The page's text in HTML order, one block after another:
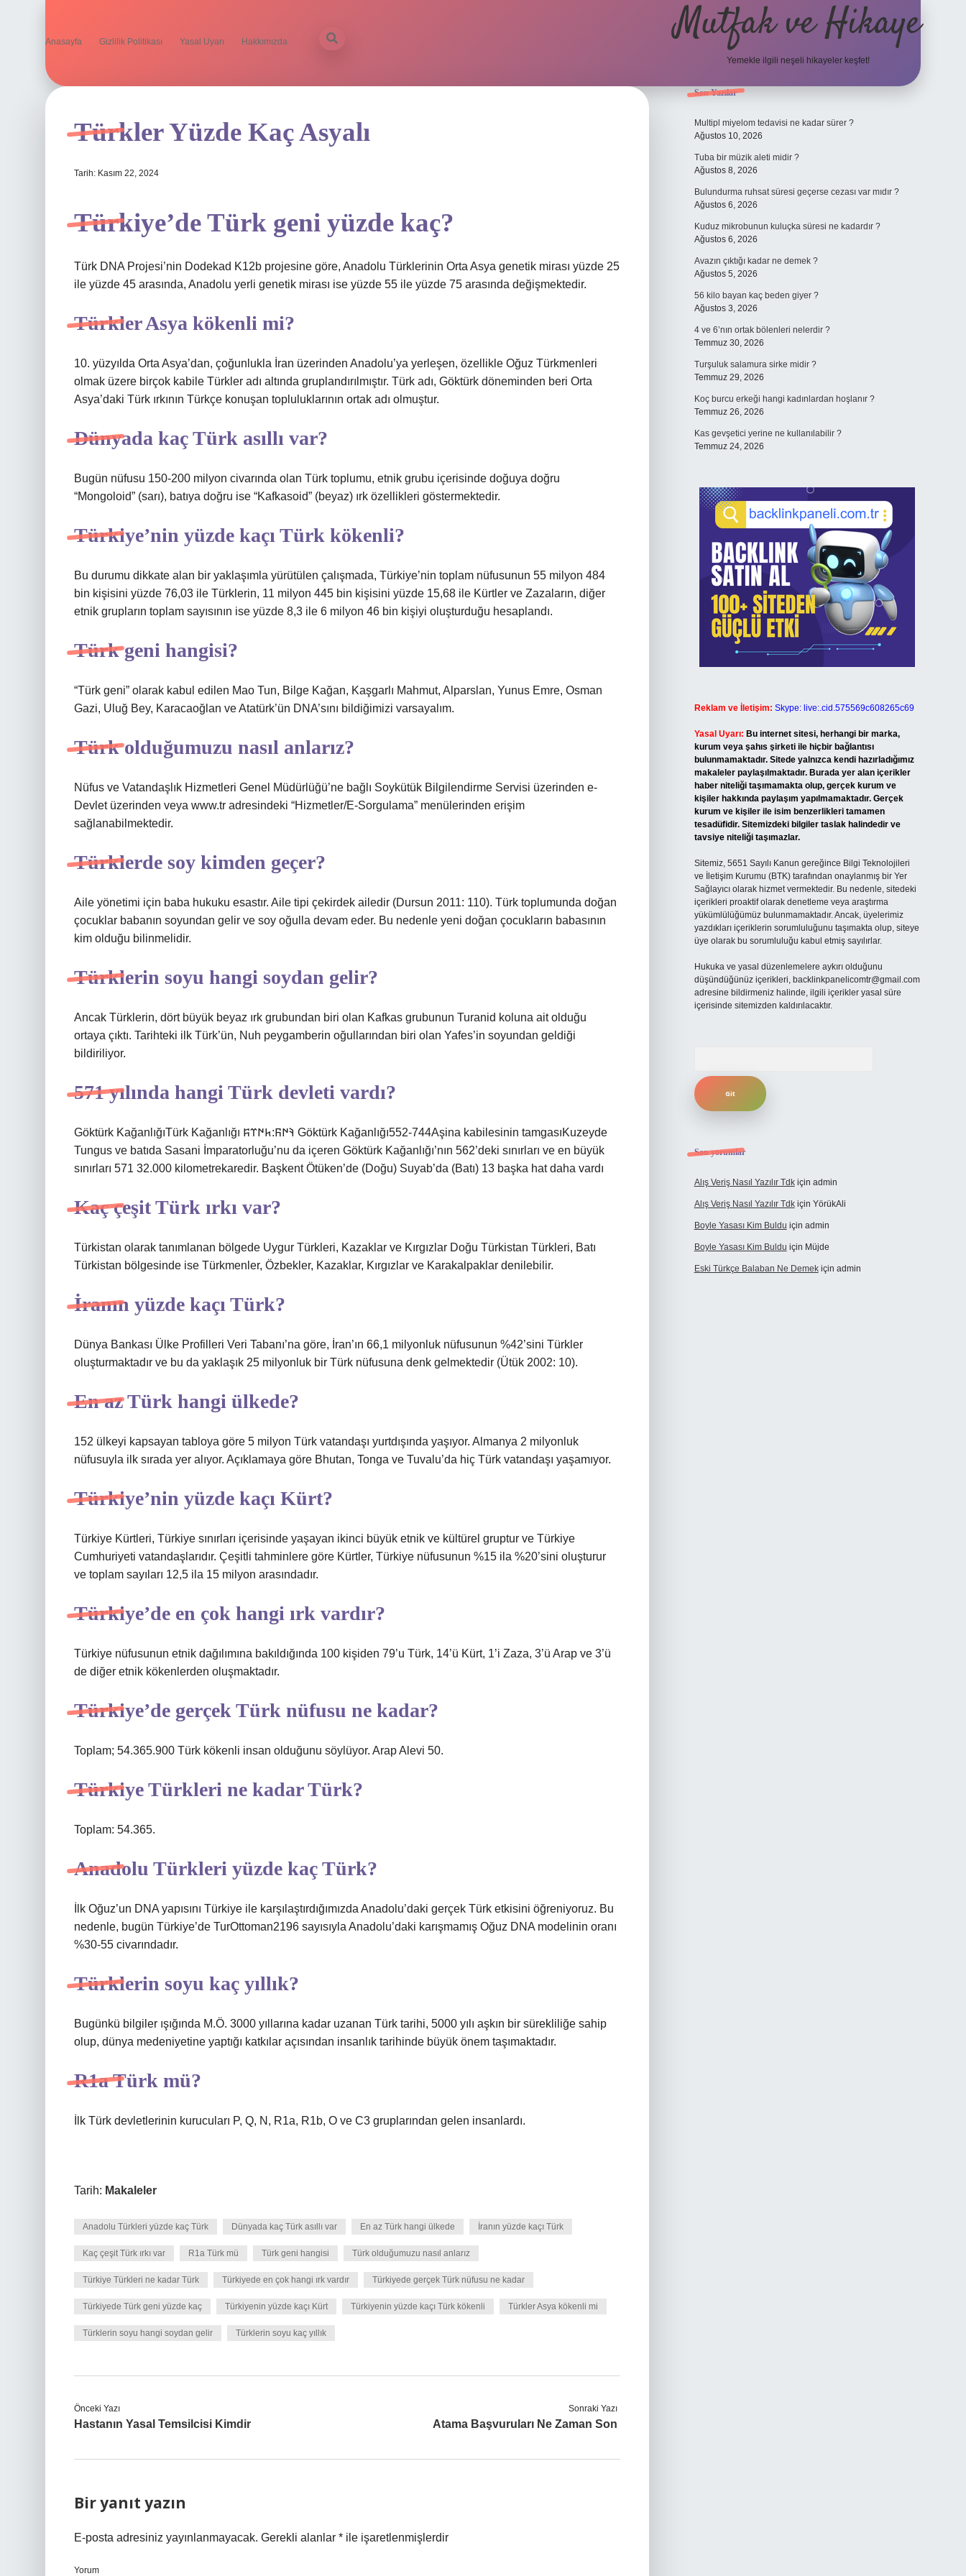
Anasayfa Gizlilik Politikası Yasal Uyarı Hakkımızda Mutfak ve Hikaye
Yemekle ilgili neşeli hikayeler keşfet!
Türkler Yüzde Kaç Asyalı
Tarih: Kasım 22, 2024
Türkiye’de Türk geni yüzde kaç?
Türk DNA Projesi’nin Dodekad K12b projesine göre, Anadolu Türklerinin Orta Asya genetik mirası yüzde 25
ile yüzde 45 arasında, Anadolu yerli genetik mirası ise yüzde 55 ile yüzde 75 arasında değişmektedir.
Türkler Asya kökenli mi?
10. yüzyılda Orta Asya’dan, çoğunlukla İran üzerinden Anadolu’ya yerleşen, özellikle Oğuz Türkmenleri
olmak üzere birçok kabile Türkler adı altında gruplandırılmıştır. Türk adı, Göktürk döneminden beri Orta
Asya’daki Türk ırkının Türkçe konuşan topluluklarının ortak adı olmuştur.
Dünyada kaç Türk asıllı var?
Bugün nüfusu 150-200 milyon civarında olan Türk toplumu, etnik grubu içerisinde doğuya doğru
“Mongoloid” (sarı), batıya doğru ise “Kafkasoid” (beyaz) ırk özellikleri göstermektedir.
Türkiye’nin yüzde kaçı Türk kökenli?
Bu durumu dikkate alan bir yaklaşımla yürütülen çalışmada, Türkiye’nin toplam nüfusunun 55 milyon 484
bin kişisini yüzde 76,03 ile Türklerin, 11 milyon 445 bin kişisini yüzde 15,68 ile Kürtler ve Zazaların, diğer
etnik grupların toplam sayısının ise yüzde 8,3 ile 6 milyon 46 bin kişiyi oluşturduğu hesaplandı.
Türk geni hangisi?
“Türk geni” olarak kabul edilen Mao Tun, Bilge Kağan, Kaşgarlı Mahmut, Alparslan, Yunus Emre, Osman
Gazi, Uluğ Bey, Karacaoğlan ve Atatürk’ün DNA’sını bildiğimizi varsayalım.
Türk olduğumuzu nasıl anlarız?
Nüfus ve Vatandaşlık Hizmetleri Genel Müdürlüğü’ne bağlı Soykütük Bilgilendirme Servisi üzerinden e-
Devlet üzerinden veya www.tr adresindeki “Hizmetler/E-Sorgulama” menülerinden erişim
sağlanabilmektedir.
Türklerde soy kimden geçer?
Aile yönetimi için baba hukuku esastır. Aile tipi çekirdek ailedir (Dursun 2011: 110). Türk toplumunda doğan
çocuklar babanın soyundan gelir ve soy oğulla devam eder. Bu nedenle yeni doğan çocukların babasının
kim olduğu bilinmelidir.
Türklerin soyu hangi soydan gelir?
Ancak Türklerin, dört büyük beyaz ırk grubundan biri olan Kafkas grubunun Turanid koluna ait olduğu
ortaya çıktı. Tarihteki ilk Türk’ün, Nuh peygamberin oğullarından biri olan Yafes’in soyundan geldiği
bildiriliyor.
571 yılında hangi Türk devleti vardı?
Göktürk KağanlığıTürk Kağanlığı 𐰚𐰇𐰜:𐱅𐰇𐰼𐰰 Göktürk Kağanlığı552-744Aşina kabilesinin tamgasıKuzeyde
Tungus ve batıda Sasani İmparatorluğu’nu da içeren Göktürk Kağanlığı’nın 562’deki sınırları ve en büyük
sınırları 571 32.000 kilometrekaredir. Başkent Ötüken’de (Doğu) Suyab’da (Batı) 13 başka hat daha vardı
Kaç çeşit Türk ırkı var?
Türkistan olarak tanımlanan bölgede Uygur Türkleri, Kazaklar ve Kırgızlar Doğu Türkistan Türkleri, Batı
Türkistan bölgesinde ise Türkmenler, Özbekler, Kazaklar, Kırgızlar ve Karakalpaklar denilebilir.
İranın yüzde kaçı Türk?
Dünya Bankası Ülke Profilleri Veri Tabanı’na göre, İran’ın 66,1 milyonluk nüfusunun %42’sini Türkler
oluşturmaktadır ve bu da yaklaşık 25 milyonluk bir Türk nüfusuna denk gelmektedir (Ütük 2002: 10).
En az Türk hangi ülkede?
152 ülkeyi kapsayan tabloya göre 5 milyon Türk vatandaşı yurtdışında yaşıyor. Almanya 2 milyonluk
nüfusuyla ilk sırada yer alıyor. Açıklamaya göre Bhutan, Tonga ve Tuvalu’da hiç Türk vatandaşı yaşamıyor.
Türkiye’nin yüzde kaçı Kürt?
Türkiye Kürtleri, Türkiye sınırları içerisinde yaşayan ikinci büyük etnik ve kültürel gruptur ve Türkiye
Cumhuriyeti vatandaşlarıdır. Çeşitli tahminlere göre Kürtler, Türkiye nüfusunun %15 ila %20’sini oluşturur
ve toplam sayıları 12,5 ila 15 milyon arasındadır.
Türkiye’de en çok hangi ırk vardır?
Türkiye nüfusunun etnik dağılımına bakıldığında 100 kişiden 79’u Türk, 14’ü Kürt, 1’i Zaza, 3’ü Arap ve 3’ü
de diğer etnik kökenlerden oluşmaktadır.
Türkiye’de gerçek Türk nüfusu ne kadar?
Toplam; 54.365.900 Türk kökenli insan olduğunu söylüyor. Arap Alevi 50.
Türkiye Türkleri ne kadar Türk?
Toplam: 54.365.
Anadolu Türkleri yüzde kaç Türk?
İlk Oğuz’un DNA yapısını Türkiye ile karşılaştırdığımızda Anadolu’daki gerçek Türk etkisini öğreniyoruz. Bu
nedenle, bugün Türkiye’de TurOttoman2196 sayısıyla Anadolu’daki karışmamış Oğuz DNA modelinin oranı
%30-55 civarındadır.
Türklerin soyu kaç yıllık?
Bugünkü bilgiler ışığında M.Ö. 3000 yıllarına kadar uzanan Türk tarihi, 5000 yılı aşkın bir sürekliliğe sahip
olup, dünya medeniyetine yaptığı katkılar açısından insanlık tarihinde büyük önem taşımaktadır.
R1a Türk mü?
İlk Türk devletlerinin kurucuları P, Q, N, R1a, R1b, O ve C3 gruplarından gelen insanlardı.
Tarih: Makaleler
Anadolu Türkleri yüzde kaç Türk Dünyada kaç Türk asıllı var En az Türk hangi ülkede İranın yüzde kaçı Türk
Kaç çeşit Türk ırkı var R1a Türk mü Türk geni hangisi Türk olduğumuzu nasıl anlarız
Türkiye Türkleri ne kadar Türk Türkiyede en çok hangi ırk vardır Türkiyede gerçek Türk nüfusu ne kadar
Türkiyede Türk geni yüzde kaç Türkiyenin yüzde kaçı Kürt Türkiyenin yüzde kaçı Türk kökenli Türkler Asya kökenli mi
Türklerin soyu hangi soydan gelir Türklerin soyu kaç yıllık
Önceki Yazı
Hastanın Yasal Temsilcisi Kimdir
Sonraki Yazı
Atama Başvuruları Ne Zaman Son
Bir yanıt yazın
E-posta adresiniz yayınlanmayacak. Gerekli alanlar * ile işaretlenmişlerdir
Yorum
Sidebar
Son Yazılar
Multipl miyelom tedavisi ne kadar sürer ?
Ağustos 10, 2026
Tuba bir müzik aleti midir ?
Ağustos 8, 2026
Bulundurma ruhsat süresi geçerse cezası var mıdır ?
Ağustos 6, 2026
Kuduz mikrobunun kuluçka süresi ne kadardır ?
Ağustos 6, 2026
Avazın çıktığı kadar ne demek ?
Ağustos 5, 2026
56 kilo bayan kaç beden giyer ?
Ağustos 3, 2026
4 ve 6’nın ortak bölenleri nelerdir ?
Temmuz 30, 2026
Turşuluk salamura sirke midir ?
Temmuz 29, 2026
Koç burcu erkeği hangi kadınlardan hoşlanır ?
Temmuz 26, 2026
Kas gevşetici yerine ne kullanılabilir ?
Temmuz 24, 2026
Reklam ve İletişim: Skype: live:.cid.575569c608265c69
Yasal Uyarı: Bu internet sitesi, herhangi bir marka,
kurum veya şahıs şirketi ile hiçbir bağlantısı
bulunmamaktadır. Sitede yalnızca kendi hazırladığımız
makaleler paylaşılmaktadır. Burada yer alan içerikler
haber niteliği taşımamakta olup, gerçek kurum ve
kişiler hakkında paylaşım yapılmamaktadır. Gerçek
kurum ve kişiler ile isim benzerlikleri tamamen
tesadüfidir. Sitemizdeki bilgiler taslak halindedir ve
tavsiye niteliği taşımazlar.
Sitemiz, 5651 Sayılı Kanun gereğince Bilgi Teknolojileri
ve İletişim Kurumu (BTK) tarafından onaylanmış bir Yer
Sağlayıcı olarak hizmet vermektedir. Bu nedenle, sitedeki
içerikleri proaktif olarak denetleme veya araştırma
yükümlülüğümüz bulunmamaktadır. Ancak, üyelerimiz
yazdıkları içeriklerin sorumluluğunu taşımakta olup, siteye
üye olarak bu sorumluluğu kabul etmiş sayılırlar.
Hukuka ve yasal düzenlemelere aykırı olduğunu
düşündüğünüz içerikleri, backlinkpanelicomtr@gmail.com
adresine bildirmeniz halinde, ilgili içerikler yasal süre
içerisinde sitemizden kaldırılacaktır.
Son yorumlar
Alış Veriş Nasıl Yazılır Tdkiçin admin
Alış Veriş Nasıl Yazılır Tdkiçin YörükAli
Boyle Yasası Kim Buldu için admin
Boyle Yasası Kim Buldu için Müjde
Eski Türkçe Balaban Ne Demekiçin admin